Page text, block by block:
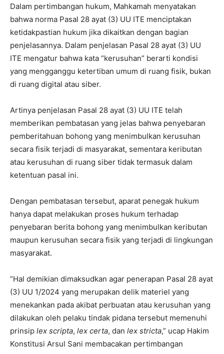
Dalam pertimbangan hukum, Mahkamah menyatakan
bahwa norma Pasal 28 ayat (3) UU ITE menciptakan
ketidakpastian hukum jika dikaitkan dengan bagian
penjelasannya. Dalam penjelasan Pasal 28 ayat (3) UU
ITE mengatur bahwa kata “kerusuhan” berarti kondisi
yang mengganggu ketertiban umum di ruang fisik, bukan
di ruang digital atau siber.
Artinya penjelasan Pasal 28 ayat (3) UU ITE telah
memberikan pembatasan yang jelas bahwa penyebaran
pemberitahuan bohong yang menimbulkan kerusuhan
secara fisik terjadi di masyarakat, sementara keributan
atau kerusuhan di ruang siber tidak termasuk dalam
ketentuan pasal ini.
Dengan pembatasan tersebut, aparat penegak hukum
hanya dapat melakukan proses hukum terhadap
penyebaran berita bohong yang menimbulkan keributan
maupun kerusuhan secara fisik yang terjadi di lingkungan
masyarakat.
“Hal demikian dimaksudkan agar penerapan Pasal 28 ayat
(3) UU 1/2024 yang merupakan delik materiel yang
menekankan pada akibat perbuatan atau kerusuhan yang
dilakukan oleh pelaku tindak pidana tersebut memenuhi
prinsip lex scripta, lex certa, dan lex stricta,” ucap Hakim
Konstitusi Arsul Sani membacakan pertimbangan